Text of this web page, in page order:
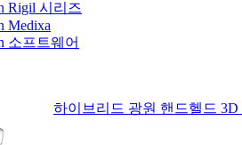
Rigil 시리즈
Medixa
소프트웨어
하이브리드 광원 핸드헬드 3D